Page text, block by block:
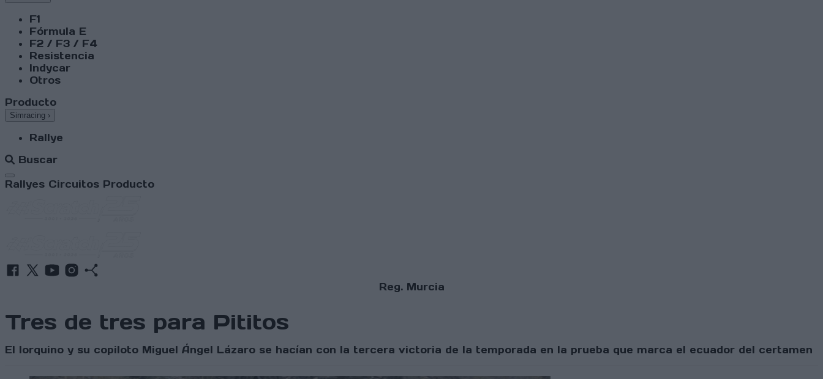
F1
Fórmula E
F2 / F3 / F4
Resistencia
Indycar
Otros
Producto
Simracing ›
Rallye
Buscar
Abrir menú
Rallyes Circuitos Producto
Reg. Murcia
Tres de tres para Pititos
El lorquino y su copiloto Miguel Ángel Lázaro se hacían con la tercera victoria de la temporada en la prueba que marca el ecuador del certamen